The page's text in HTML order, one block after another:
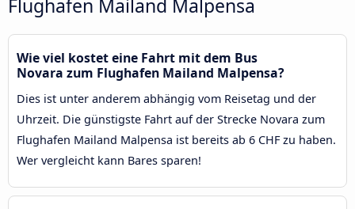
Flughafen Mailand Malpensa
Wie viel kostet eine Fahrt mit dem Bus
Novara zum Flughafen Mailand Malpensa?
Dies ist unter anderem abhängig vom Reisetag und der
Uhrzeit. Die günstigste Fahrt auf der Strecke Novara zum
Flughafen Mailand Malpensa ist bereits ab 6 CHF zu haben.
Wer vergleicht kann Bares sparen!